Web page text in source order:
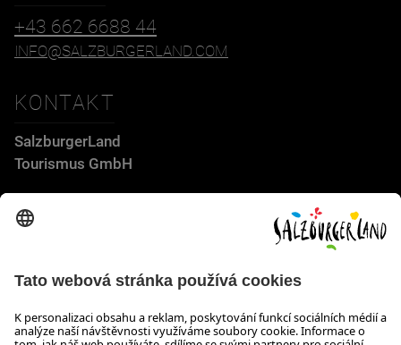
+43 662 6688 44
INFO@SALZBURGERLAND.COM
KONTAKT
SalzburgerLand
Tourismus GmbH
Wiener Bundesstraße 23
5300 Hallwang
OTEVÍRACÍ DOBA